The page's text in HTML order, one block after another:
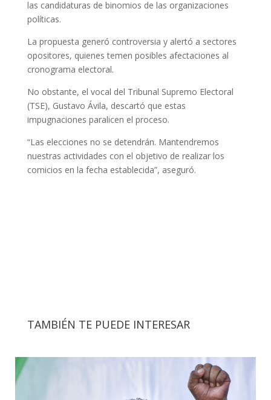
las candidaturas de binomios de las organizaciones
políticas.
La propuesta generó controversia y alertó a sectores
opositores, quienes temen posibles afectaciones al
cronograma electoral.
No obstante, el vocal del Tribunal Supremo Electoral
(TSE), Gustavo Ávila, descartó que estas
impugnaciones paralicen el proceso.
“Las elecciones no se detendrán. Mantendremos
nuestras actividades con el objetivo de realizar los
comicios en la fecha establecida”, aseguró.
TAMBIÉN TE PUEDE INTERESAR